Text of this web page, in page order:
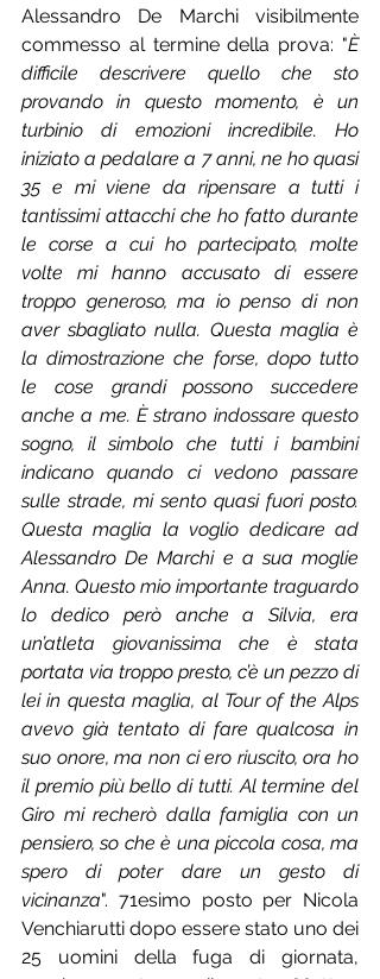
Alessandro De Marchi visibilmente
commesso al termine della prova: "È
difficile descrivere quello che sto
provando in questo momento, è un
turbinio di emozioni incredibile. Ho
iniziato a pedalare a 7 anni, ne ho quasi
35 e mi viene da ripensare a tutti i
tantissimi attacchi che ho fatto durante
le corse a cui ho partecipato, molte
volte mi hanno accusato di essere
troppo generoso, ma io penso di non
aver sbagliato nulla. Questa maglia è
la dimostrazione che forse, dopo tutto
le cose grandi possono succedere
anche a me. È strano indossare questo
sogno, il simbolo che tutti i bambini
indicano quando ci vedono passare
sulle strade, mi sento quasi fuori posto.
Questa maglia la voglio dedicare ad
Alessandro De Marchi e a sua moglie
Anna. Questo mio importante traguardo
lo dedico però anche a Silvia, era
un’atleta giovanissima che è stata
portata via troppo presto, c’è un pezzo di
lei in questa maglia, al Tour of the Alps
avevo già tentato di fare qualcosa in
suo onore, ma non ci ero riuscito, ora ho
il premio più bello di tutti. Al termine del
Giro mi recherò dalla famiglia con un
pensiero, so che è una piccola cosa, ma
spero di poter dare un gesto di
vicinanza". 71esimo posto per Nicola
Venchiarutti dopo essere stato uno dei
25 uomini della fuga di giornata,